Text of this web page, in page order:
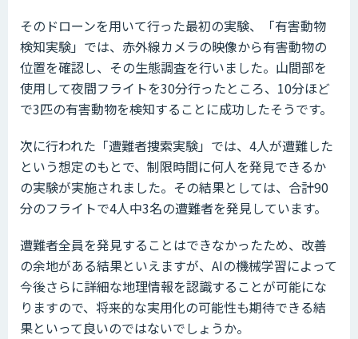
そのドローンを用いて行った最初の実験、「有害動物
検知実験」では、赤外線カメラの映像から有害動物の
位置を確認し、その生態調査を行いました。山間部を
使用して夜間フライトを30分行ったところ、10分ほど
で3匹の有害動物を検知することに成功したそうです。
次に行われた「遭難者捜索実験」では、4人が遭難した
という想定のもとで、制限時間に何人を発見できるか
の実験が実施されました。その結果としては、合計90
分のフライトで4人中3名の遭難者を発見しています。
遭難者全員を発見することはできなかったため、改善
の余地がある結果といえますが、AIの機械学習によって
今後さらに詳細な地理情報を認識することが可能にな
りますので、将来的な実用化の可能性も期待できる結
果といって良いのではないでしょうか。